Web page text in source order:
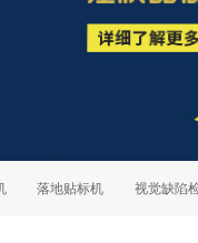
落地贴标机 视觉缺陷检测系